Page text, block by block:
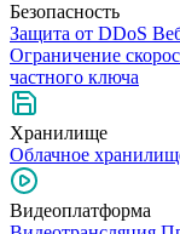
Безопасность
Защита от DDoS
Ограничение
частного ключа
Хранилище
Облачное
Видеоплатформа